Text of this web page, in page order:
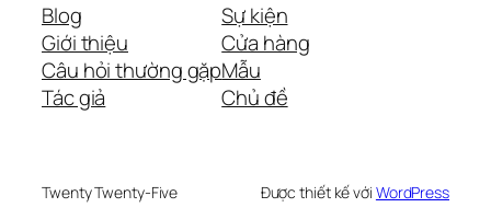
Blog
Giới thiệu
Câu hỏi thường gặp
Tác giả
Sự kiện
Cửa hàng
Mẫu
Chủ đề
Twenty Twenty-Five Được thiết kế với WordPress